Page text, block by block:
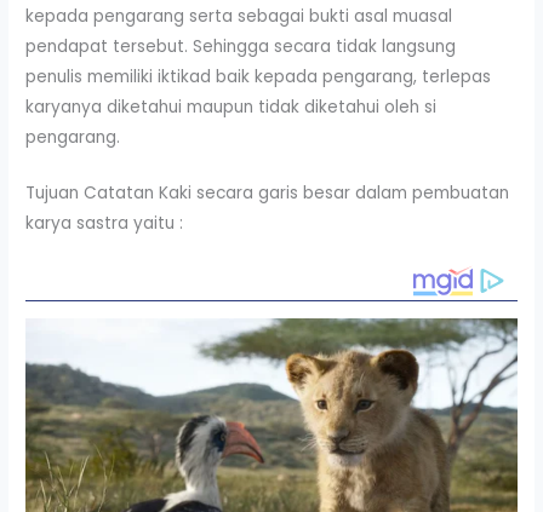
kepada pengarang serta sebagai bukti asal muasal
pendapat tersebut. Sehingga secara tidak langsung
penulis memiliki iktikad baik kepada pengarang, terlepas
karyanya diketahui maupun tidak diketahui oleh si
pengarang.
Tujuan Catatan Kaki secara garis besar dalam pembuatan
karya sastra yaitu :